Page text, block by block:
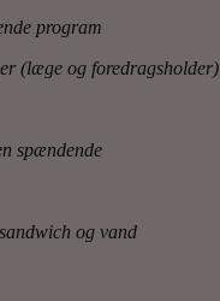
program
(læge og foredragsholder)
spændende
og vand